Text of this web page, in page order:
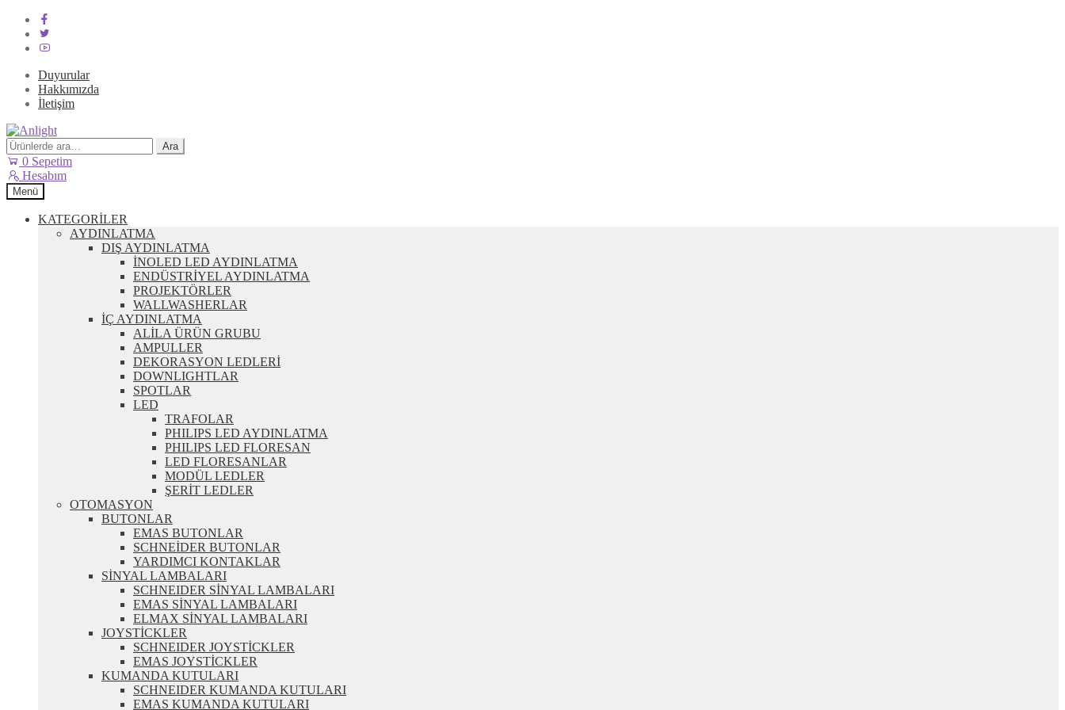
Duyurular
Hakkımızda
İletişim
Dolaşıma
geç
İçeriğe
geç
Ara: Ara
0 Sepetim
Hesabım
Menü
KATEGORİLER
AYDINLATMA
DIŞ AYDINLATMA
İNOLED LED AYDINLATMA
ENDÜSTRİYEL AYDINLATMA
PROJEKTÖRLER
WALLWASHERLAR
İÇ AYDINLATMA
ALİLA ÜRÜN GRUBU
AMPULLER
DEKORASYON LEDLERİ
DOWNLIGHTLAR
SPOTLAR
LED
TRAFOLAR
PHILIPS LED AYDINLATMA
PHILIPS LED FLORESAN
LED FLORESANLAR
MODÜL LEDLER
ŞERİT LEDLER
OTOMASYON
BUTONLAR
EMAS BUTONLAR
SCHNEİDER BUTONLAR
YARDIMCI KONTAKLAR
SİNYAL LAMBALARI
SCHNEIDER SİNYAL LAMBALARI
EMAS SİNYAL LAMBALARI
ELMAX SİNYAL LAMBALARI
JOYSTİCKLER
SCHNEIDER JOYSTİCKLER
EMAS JOYSTİCKLER
KUMANDA KUTULARI
SCHNEIDER KUMANDA KUTULARI
EMAS KUMANDA KUTULARI